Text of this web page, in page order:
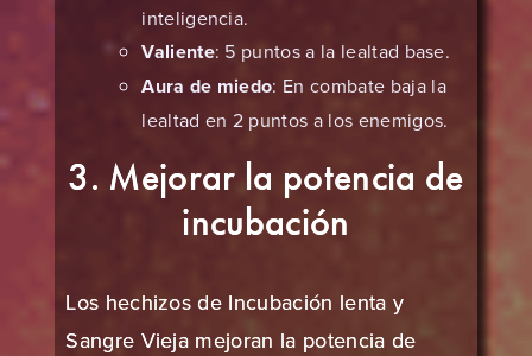
inteligencia.
Valiente: 5 puntos a la lealtad base.
Aura de miedo: En combate baja la
lealtad en 2 puntos a los enemigos.
3. Mejorar la potencia de
incubación
Los hechizos de Incubación lenta y
Sangre Vieja mejoran la potencia de